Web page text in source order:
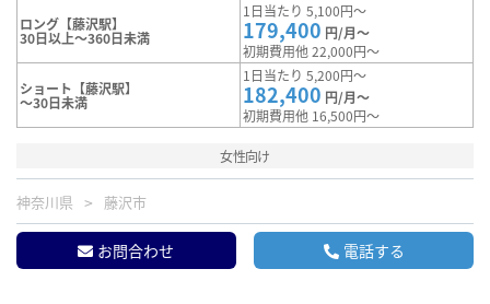
ロング【藤沢駅】
30日以上～360日未満
1日当たり 5,100円～
179,400 円/月～
初期費用他 22,000円～
ショート【藤沢駅】
～30日未満
1日当たり 5,200円～
182,400 円/月～
初期費用他 16,500円～
女性向け
神奈川県 藤沢市
お問合わせ 電話する